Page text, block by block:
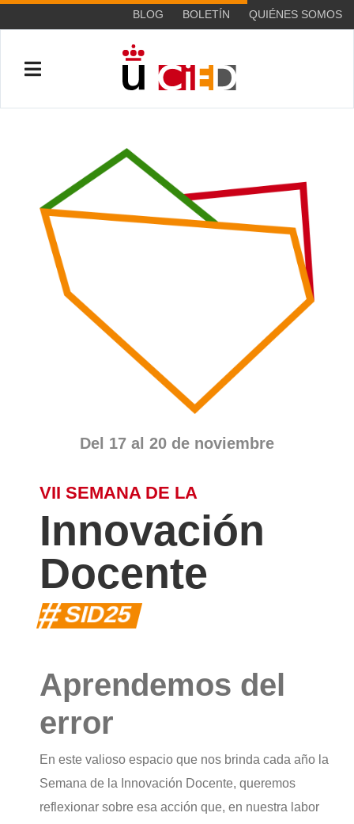
BLOG BOLETÍN QUIÉNES SOMOS
Del 17 al 20 de noviembre
VII SEMANA DE LA
VII
SEMANA
LA
INNOVACIÓN
Innovación
Docente
#SID25
Aprendemos del
error
En este valioso espacio que nos brinda cada año la
Semana de la Innovación Docente, queremos
reflexionar sobre esa acción que, en nuestra labor